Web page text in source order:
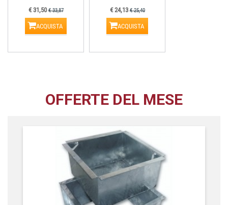
€ 31,50€ 33,87
ACQUISTA
€ 24,13€ 25,40
ACQUISTA
OFFERTE DEL MESE